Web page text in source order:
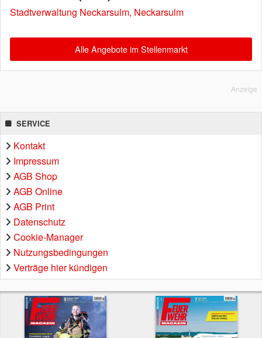
Stadtverwaltung Neckarsulm, Neckarsulm
Alle Angebote im Stellenmarkt
Anzeige
SERVICE
Kontakt
Impressum
AGB Shop
AGB Online
AGB Print
Datenschutz
Cookie-Manager
Nutzungsbedingungen
Verträge hier kündigen